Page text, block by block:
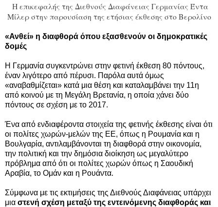
H επικεφαλής της Διεθνούς Διαφάνειας Γερμανίας Έντα
Μίλερ στην παρουσίαση της ετήσιας έκθεσης στο Βερολίνο
«Ανθεί» η διαφθορά όπου εξασθενούν οι δημοκρατικές
δομές
Η Γερμανία συγκεντρώνει στην φετινή έκθεση 80 πόντους,
έναν λιγότερο από πέρυσι. Παρόλα αυτά όμως
«αναβαθμίζεται» κατά μια θέση και καταλαμβάνει την 11η
από κοινού με τη Μεγάλη Βρετανία, η οποία χάνει δύο
πόντους σε σχέση με το 2017.
Ένα από ενδιαφέροντα στοιχεία της φετινής έκθεσης είναι ότι
οι πολίτες χωρών-μελών της ΕΕ, όπως η Ρουμανία και η
Βουλγαρία, αντιλαμβάνονται τη διαφθορά στην οικονομία,
την πολιτική και την δημόσια διοίκηση ως μεγαλύτερο
πρόβλημα από ότι οι πολίτες χωρών όπως η Σαουδική
Αραβία, το Ομάν και η Ρουάντα.
Σύμφωνα με τις εκτιμήσεις της Διεθνούς Διαφάνειας υπάρχει
μια στενή σχέση μεταξύ της εντεινόμενης διαφθοράς και